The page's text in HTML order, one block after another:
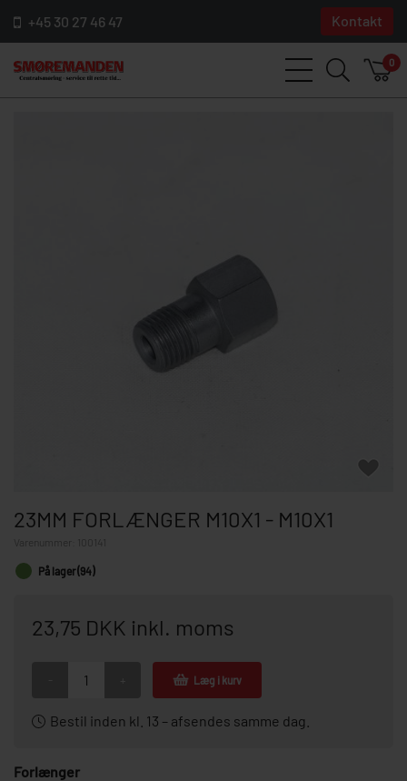
+45 30 27 46 47 Kontakt
0
23MM FORLÆNGER M10X1 - M10X1
100141
På lager (94)
23,75 DKK inkl. moms
Læg i kurv
Bestil inden kl. 13 – afsendes samme dag.
Forlænger